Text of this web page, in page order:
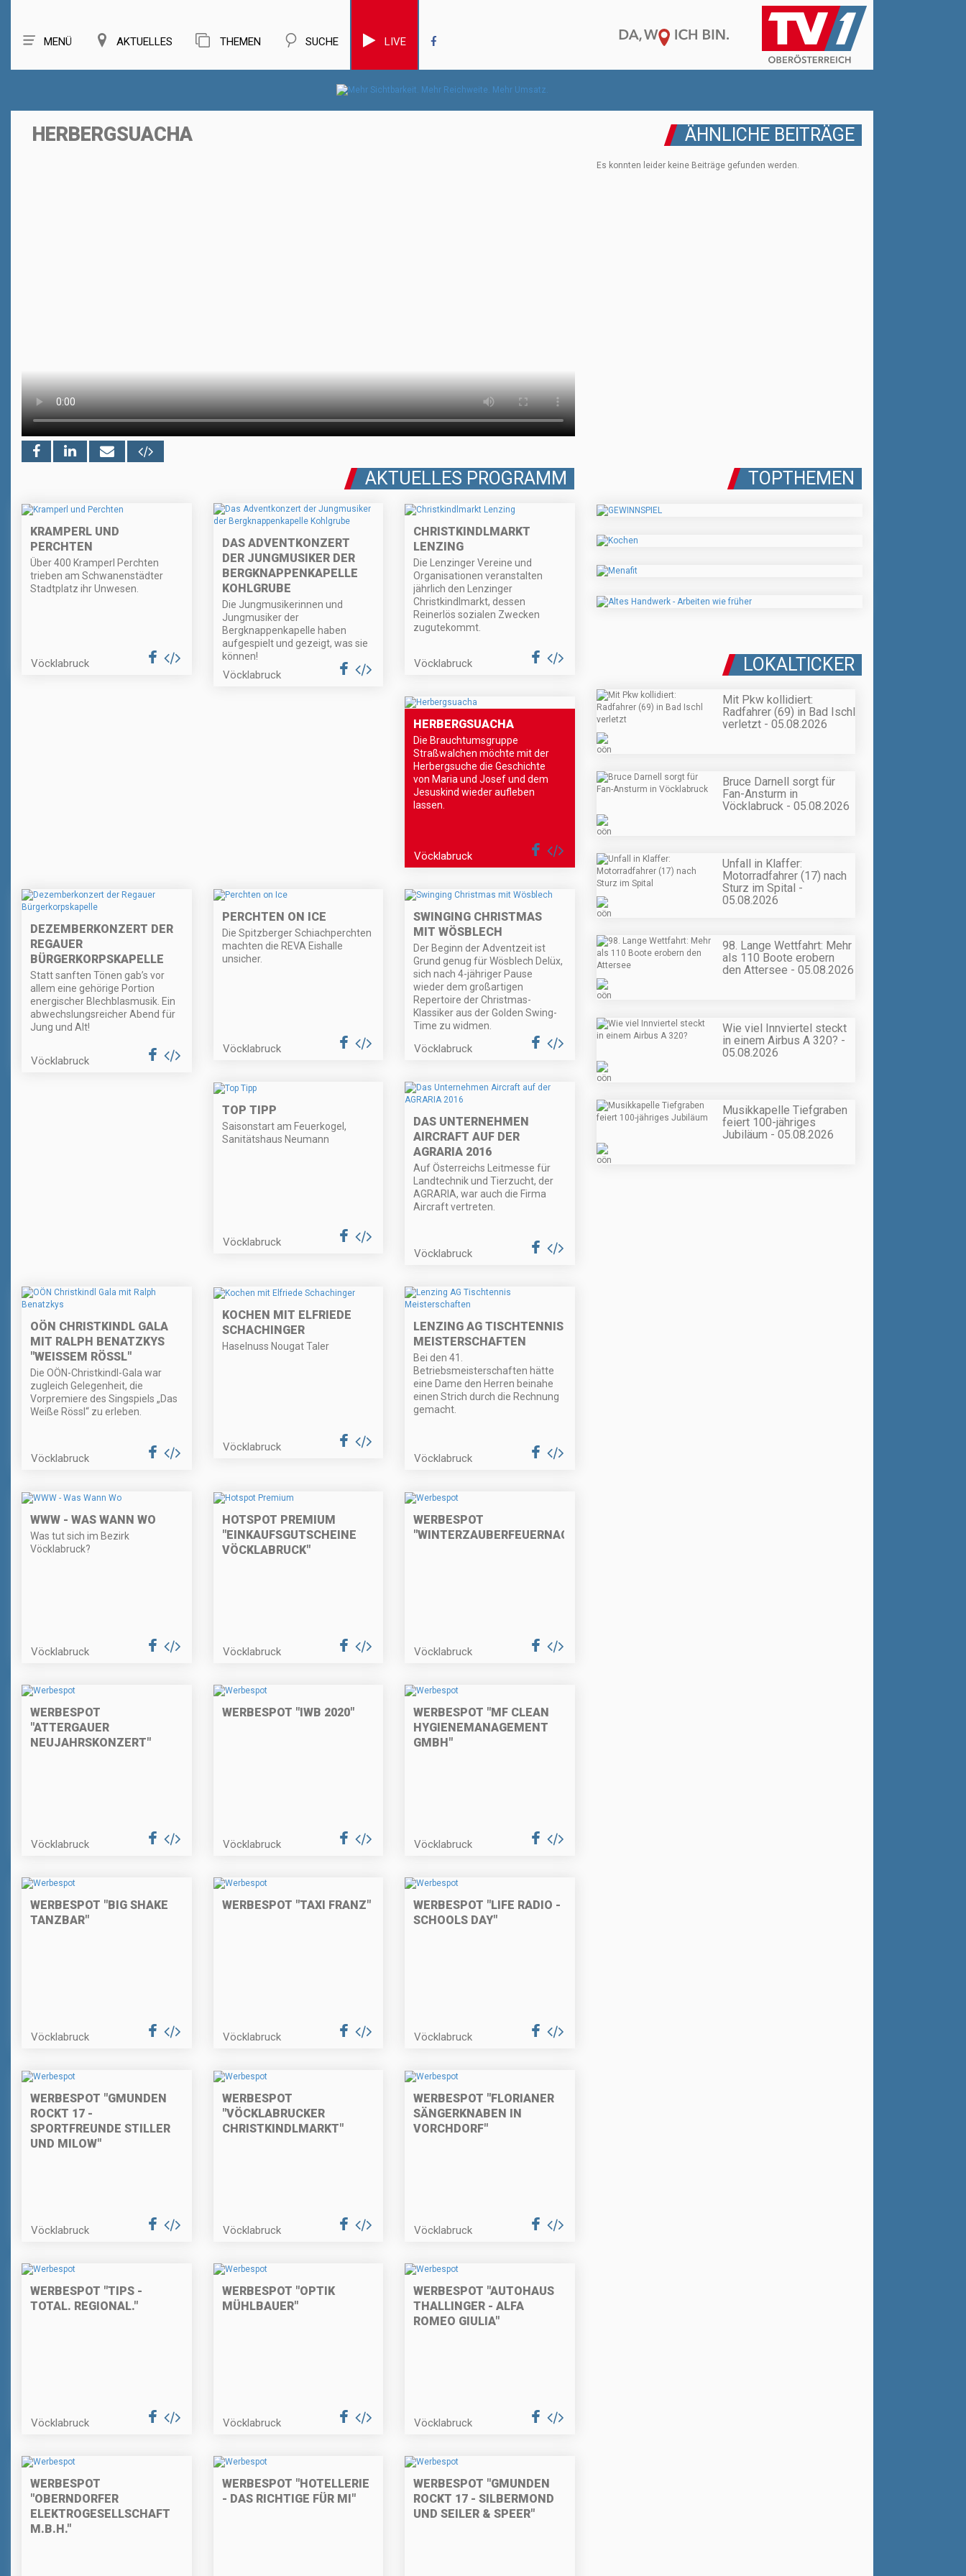
MENÜ AKTUELLES THEMEN SUCHE LIVE
HERBERGSUACHA ÄHNLICHE BEITRÄGE
Es konnten leider keine Beiträge gefunden werden.
AKTUELLES PROGRAMM
KRAMPERL UND
PERCHTEN
Über 400 Kramperl Perchten
trieben am Schwanenstädter
Stadtplatz ihr Unwesen.
Vöcklabruck
DAS ADVENTKONZERT
DER JUNGMUSIKER DER
BERGKNAPPENKAPELLE
KOHLGRUBE
Die Jungmusikerinnen und
Jungmusiker der
Bergknappenkapelle haben
aufgespielt und gezeigt, was sie
können!
Vöcklabruck
CHRISTKINDLMARKT
LENZING
Die Lenzinger Vereine und
Organisationen veranstalten
jährlich den Lenzinger
Christkindlmarkt, dessen
Reinerlös sozialen Zwecken
zugutekommt.
Vöcklabruck
HERBERGSUACHA
Die Brauchtumsgruppe
Straßwalchen möchte mit der
Herbergsuche die Geschichte
von Maria und Josef und dem
Jesuskind wieder aufleben
lassen.
Vöcklabruck
DEZEMBERKONZERT DER
REGAUER
BÜRGERKORPSKAPELLE
Statt sanften Tönen gab’s vor
allem eine gehörige Portion
energischer Blechblasmusik. Ein
abwechslungsreicher Abend für
Jung und Alt!
Vöcklabruck
PERCHTEN ON ICE
Die Spitzberger Schiachperchten
machten die REVA Eishalle
unsicher.
Vöcklabruck
SWINGING CHRISTMAS
MIT WÖSBLECH
Der Beginn der Adventzeit ist
Grund genug für Wösblech Delüx,
sich nach 4-jähriger Pause
wieder dem großartigen
Repertoire der Christmas-
Klassiker aus der Golden Swing-
Time zu widmen.
Vöcklabruck
TOP TIPP
Saisonstart am Feuerkogel,
Sanitätshaus Neumann
Vöcklabruck
DAS UNTERNEHMEN
AIRCRAFT AUF DER
AGRARIA 2016
Auf Österreichs Leitmesse für
Landtechnik und Tierzucht, der
AGRARIA, war auch die Firma
Aircraft vertreten.
Vöcklabruck
OÖN CHRISTKINDL GALA
MIT RALPH BENATZKYS
"WEISSEM RÖSSL"
Die OÖN-Christkindl-Gala war
zugleich Gelegenheit, die
Vorpremiere des Singspiels „Das
Weiße Rössl“ zu erleben.
Vöcklabruck
KOCHEN MIT ELFRIEDE
SCHACHINGER
Haselnuss Nougat Taler
Vöcklabruck
LENZING AG TISCHTENNIS
MEISTERSCHAFTEN
Bei den 41.
Betriebsmeisterschaften hätte
eine Dame den Herren beinahe
einen Strich durch die Rechnung
gemacht.
Vöcklabruck
WWW - WAS WANN WO
Was tut sich im Bezirk
Vöcklabruck?
Vöcklabruck
HOTSPOT PREMIUM
"EINKAUFSGUTSCHEINE
VÖCKLABRUCK"
Vöcklabruck
WERBESPOT
"WINTERZAUBERFEUERNACHT"
Vöcklabruck
WERBESPOT
"ATTERGAUER
NEUJAHRSKONZERT"
Vöcklabruck
WERBESPOT "IWB 2020"
Vöcklabruck
WERBESPOT "MF CLEAN
HYGIENEMANAGEMENT
GMBH"
Vöcklabruck
WERBESPOT "BIG SHAKE
TANZBAR"
Vöcklabruck
WERBESPOT "TAXI FRANZ"
Vöcklabruck
WERBESPOT "LIFE RADIO -
SCHOOLS DAY"
Vöcklabruck
WERBESPOT "GMUNDEN
ROCKT 17 -
SPORTFREUNDE STILLER
UND MILOW"
Vöcklabruck
WERBESPOT
"VÖCKLABRUCKER
CHRISTKINDLMARKT"
Vöcklabruck
WERBESPOT "FLORIANER
SÄNGERKNABEN IN
VORCHDORF"
Vöcklabruck
WERBESPOT "TIPS -
TOTAL. REGIONAL."
Vöcklabruck
WERBESPOT "OPTIK
MÜHLBAUER"
Vöcklabruck
WERBESPOT "AUTOHAUS
THALLINGER - ALFA
ROMEO GIULIA"
Vöcklabruck
WERBESPOT
"OBERNDORFER
ELEKTROGESELLSCHAFT
M.B.H."
WERBESPOT "HOTELLERIE
- DAS RICHTIGE FÜR MI"
WERBESPOT "GMUNDEN
ROCKT 17 - SILBERMOND
UND SEILER & SPEER"
TOPTHEMEN
LOKALTICKER
Mit Pkw kollidiert:
Radfahrer (69) in Bad Ischl
verletzt - 05.08.2026
Bruce Darnell sorgt für
Fan-Ansturm in
Vöcklabruck - 05.08.2026
Unfall in Klaffer:
Motorradfahrer (17) nach
Sturz im Spital -
05.08.2026
98. Lange Wettfahrt: Mehr
als 110 Boote erobern
den Attersee - 05.08.2026
Wie viel Innviertel steckt
in einem Airbus A 320? -
05.08.2026
Musikkapelle Tiefgraben
feiert 100-jähriges
Jubiläum - 05.08.2026